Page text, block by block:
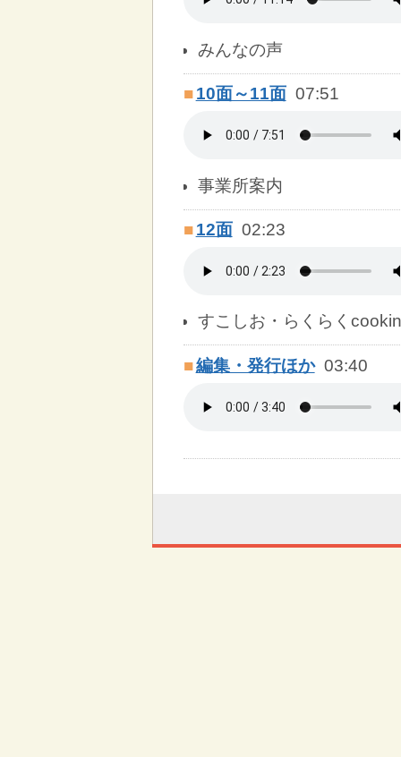
みんなの声
■10面～11面 07:51
事業所案内
■12面 02:23
すこしお・らくらく
■編集・発行ほか 03:40